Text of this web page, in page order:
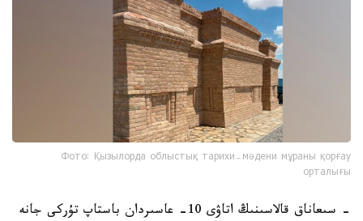
Фото: Қызылорда облыстық тарихи-мәдени мұраны қорғау
орталығы
- سىعاناق قالاسىنىڭ اتاۋى 10- عاسىردان باستاپ تۇركى جانە